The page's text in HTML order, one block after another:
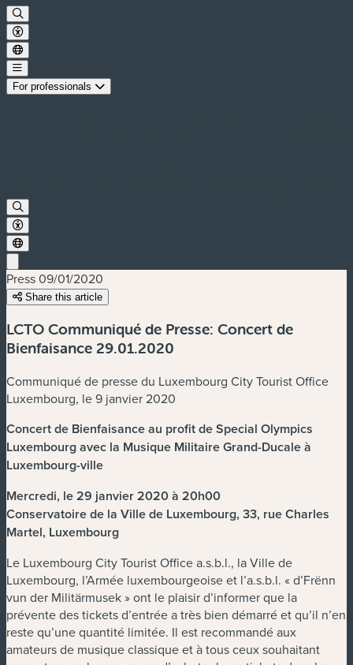
For professionals
Press09/01/2020
Share this article
LCTO Communiqué de Presse: Concert de
Bienfaisance 29.01.2020
Communiqué de presse du Luxembourg City Tourist Office
Luxembourg, le 9 janvier 2020
Concert de Bienfaisance au profit de Special Olympics
Luxembourg avec la Musique Militaire Grand-Ducale à
Luxembourg-ville
Mercredi, le 29 janvier 2020 à 20h00
Conservatoire de la Ville de Luxembourg, 33, rue Charles
Martel, Luxembourg
Le Luxembourg City Tourist Office a.s.b.l., la Ville de
Luxembourg, l’Armée luxembourgeoise et l’a.s.b.l. « d’Frënn
vun der Militärmusek » ont le plaisir d’informer que la
prévente des tickets d’entrée a très bien démarré et qu’il n’en
reste qu’une quantité limitée. Il est recommandé aux
amateurs de musique classique et à tous ceux souhaitant